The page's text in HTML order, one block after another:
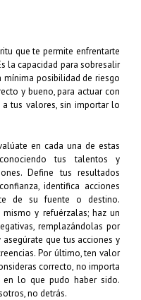
que te permite enfrentarte
la capacidad para sobresalir
posibilidad de riesgo
y bueno, para actuar con
tus valores, sin importar lo
en cada una de estas
tus talentos y
Define tus resultados
identifica acciones
de su fuente o destino.
y refuérzalas; haz un
remplazándolas por
que tus acciones y
Por último, ten valor
correcto, no importa
lo que pudo haber sido.
no detrás.